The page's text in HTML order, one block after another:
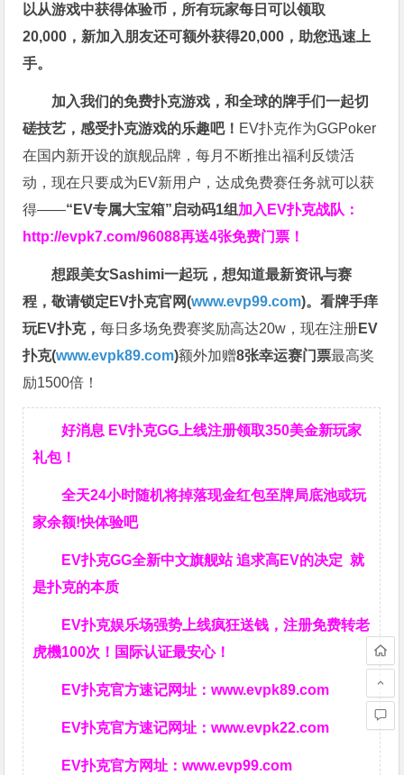
以从游戏中获得体验币，所有玩家每日可以领取
20,000，新加入朋友还可额外获得20,000，助您迅速上
手。
加入我们的免费扑克游戏，和全球的牌手们一起切
磋技艺，感受扑克游戏的乐趣吧！ EV扑克作为GGPoker
在国内新开设的旗舰品牌，每月不断推出福利反馈活
动，现在只要成为EV新用户，达成免费赛任务就可以获
得——“EV专属大宝箱”启动码1组 加入EV扑克战队：
http://evpk7.com/96088再送4张免费门票！
想跟美女Sashimi一起玩，想知道最新资讯与赛
程，敬请锁定EV扑克官网(www.evp99.com)。看牌手痒
玩EV扑克，每日多场免费赛奖励高达20w，现在注册EV
扑克(www.evpk89.com)额外加赠8张幸运赛门票最高奖
励1500倍！
好消息 EV扑克GG上线注册领取350美金新玩家
礼包！
全天24小时随机将掉落现金红包至牌局底池或玩
家余额!快体验吧
EV扑克GG全新中文旗舰站追求高EV的决定就
是扑克的本质
EV扑克娱乐场强势上线疯狂送钱，注册免费转老
虎機100次！国际认证最安心！
EV扑克官方速记网址：www.evpk89.com
EV扑克官方速记网址：www.evpk22.com
EV扑克官方网址：www.evp99.com